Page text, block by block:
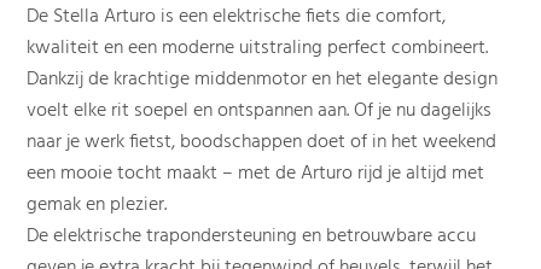
De Stella Arturo is een elektrische fiets die comfort,
kwaliteit en een moderne uitstraling perfect combineert.
Dankzij de krachtige middenmotor en het elegante design
voelt elke rit soepel en ontspannen aan. Of je nu dagelijks
naar je werk fietst, boodschappen doet of in het weekend
een mooie tocht maakt – met de Arturo rijd je altijd met
gemak en plezier.
De elektrische trapondersteuning en betrouwbare accu